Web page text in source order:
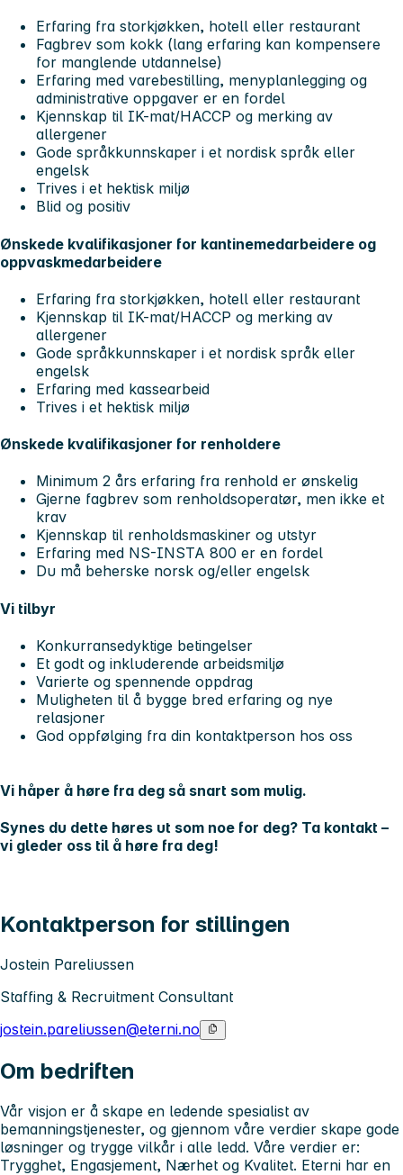
Erfaring fra storkjøkken, hotell eller restaurant
Fagbrev som kokk (lang erfaring kan kompensere
for manglende utdannelse)
Erfaring med varebestilling, menyplanlegging og
administrative oppgaver er en fordel
Kjennskap til IK-mat/HACCP og merking av
allergener
Gode språkkunnskaper i et nordisk språk eller
engelsk
Trives i et hektisk miljø
Blid og positiv
Ønskede kvalifikasjoner for kantinemedarbeidere og
oppvaskmedarbeidere
Erfaring fra storkjøkken, hotell eller restaurant
Kjennskap til IK-mat/HACCP og merking av
allergener
Gode språkkunnskaper i et nordisk språk eller
engelsk
Erfaring med kassearbeid
Trives i et hektisk miljø
Ønskede kvalifikasjoner for renholdere
Minimum 2 års erfaring fra renhold er ønskelig
Gjerne fagbrev som renholdsoperatør, men ikke et
krav
Kjennskap til renholdsmaskiner og utstyr
Erfaring med NS-INSTA 800 er en fordel
Du må beherske norsk og/eller engelsk
Vi tilbyr
Konkurransedyktige betingelser
Et godt og inkluderende arbeidsmiljø
Varierte og spennende oppdrag
Muligheten til å bygge bred erfaring og nye
relasjoner
God oppfølging fra din kontaktperson hos oss
Vi håper å høre fra deg så snart som mulig.
Synes du dette høres ut som noe for deg? Ta kontakt –
vi gleder oss til å høre fra deg!
Kontaktperson for stillingen
Jostein Pareliussen
Staffing & Recruitment Consultant
jostein.pareliussen@eterni.no
Om bedriften
Vår visjon er å skape en ledende spesialist av
bemanningstjenester, og gjennom våre verdier skape gode
løsninger og trygge vilkår i alle ledd. Våre verdier er:
Trygghet, Engasjement, Nærhet og Kvalitet. Eterni har en